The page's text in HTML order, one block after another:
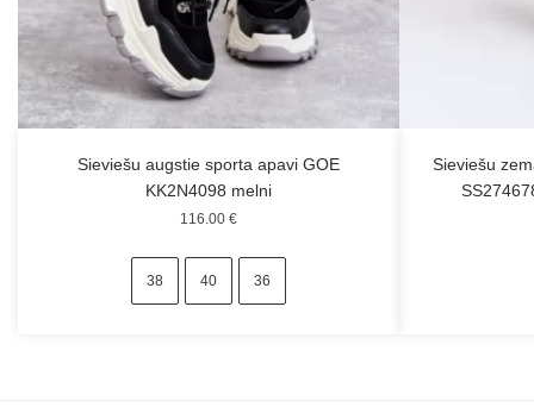
Sieviešu augstie sporta apavi GOE
KK2N4098 melni
116.00 €
38 40 36
Sieviešu